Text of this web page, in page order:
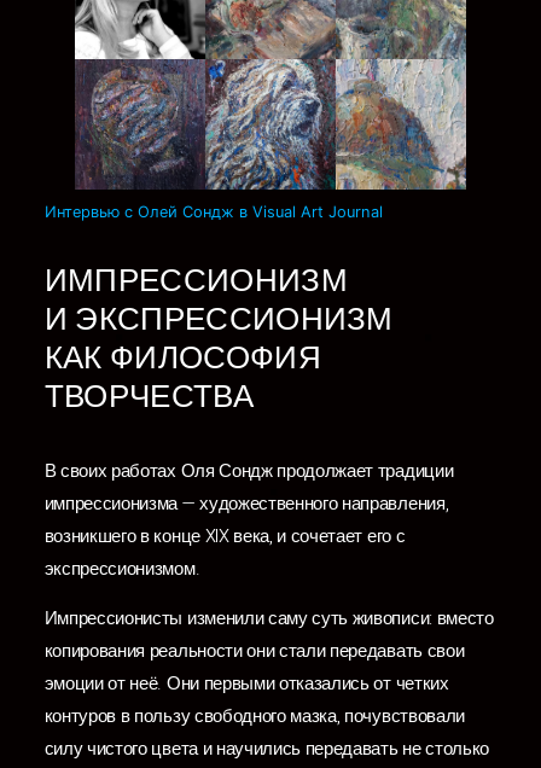
Интервью с Олей Сондж в Visual Art Journal
ИМПРЕССИОНИЗМ
И ЭКСПРЕССИОНИЗМ
КАК ФИЛОСОФИЯ
ТВОРЧЕСТВА
В своих работах Оля Сондж продолжает традиции
импрессионизма — художественного направления,
возникшего в конце XIX века, и сочетает его с
экспрессионизмом.
Импрессионисты изменили саму суть живописи: вместо
копирования реальности они стали передавать свои
эмоции от неё. Они первыми отказались от четких
контуров в пользу свободного мазка, почувствовали
силу чистого цвета и научились передавать не столько